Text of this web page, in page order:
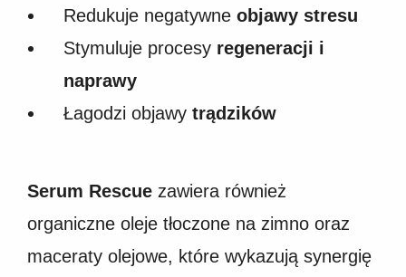
Redukuje negatywne objawy stresu
Stymuluje procesy regeneracji i
naprawy
Łagodzi objawy trądzików
Serum Rescue zawiera również
organiczne oleje tłoczone na zimno oraz
maceraty olejowe, które wykazują synergię